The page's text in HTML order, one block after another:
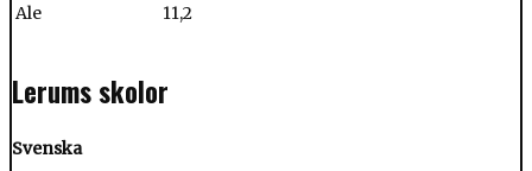
Ale 11,2
Lerums skolor
Svenska